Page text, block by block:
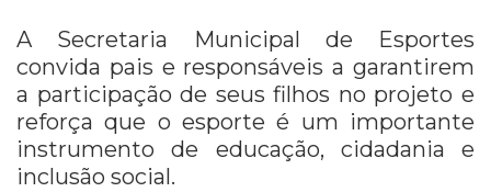
A Secretaria Municipal de Esportes
convida pais e responsáveis a garantirem
a participação de seus filhos no projeto e
reforça que o esporte é um importante
instrumento de educação, cidadania e
inclusão social.